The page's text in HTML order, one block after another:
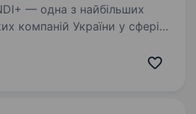
компаній України у сфері
сильний продуктовий